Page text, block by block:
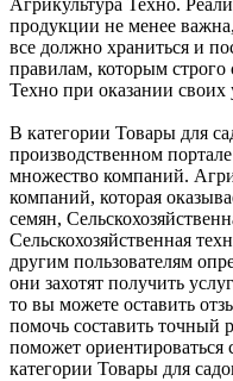
Агрикультура Техно.
продукции не менее
все должно храниться и
правилам, которым строго
Техно при оказании своих
В категории Товары для
производственном
множество компаний.
компаний, которая
семян,
Сельскохозяйственная
другим пользователям
они захотят получить
то вы можете оставить
помочь составить точный
поможет
категории Товары для